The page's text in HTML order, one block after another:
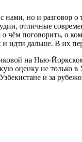
но и разговор
отличные
поговорить, о
и идти дальше. В их
на Нью-
не только в
и за